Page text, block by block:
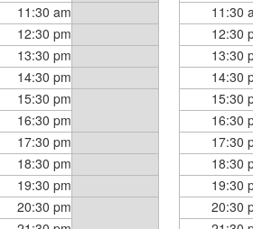
11:30 am
12:30 pm
13:30 pm
14:30 pm
15:30 pm
16:30 pm
17:30 pm
18:30 pm
19:30 pm
20:30 pm
11:30
12:30
13:30
14:30
15:30
16:30
17:30
18:30
19:30
20:30